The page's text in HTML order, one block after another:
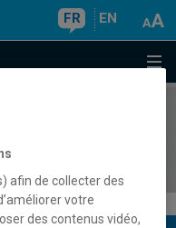
FR EN
afin de collecter des
votre
des contenus vidéo,